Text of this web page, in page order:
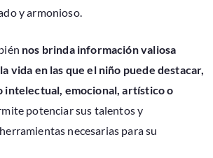
y armonioso.
nos brinda información valiosa
vida en las que el niño puede destacar,
intelectual, emocional, artístico o
potenciar sus talentos y
necesarias para su